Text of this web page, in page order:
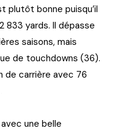
plutôt bonne puisqu’il
yards. Il dépasse
saisons, mais
de touchdowns (36).
de carrière avec 76
une belle